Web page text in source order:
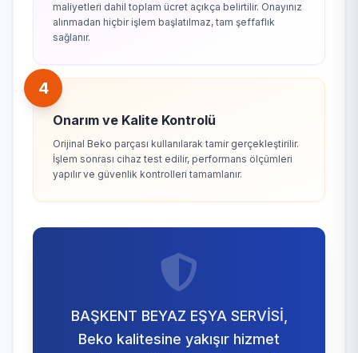
maliyetleri dahil toplam ücret açıkça belirtilir. Onayınız
alınmadan hiçbir işlem başlatılmaz, tam şeffaflık
sağlanır.
4
Onarım ve Kalite Kontrolü
Orijinal Beko parçası kullanılarak tamir gerçekleştirilir.
İşlem sonrası cihaz test edilir, performans ölçümleri
yapılır ve güvenlik kontrolleri tamamlanır.
BAŞKENT BEYAZ EŞYA SERVİSİ,
Beko kalitesine yakışır hizmet